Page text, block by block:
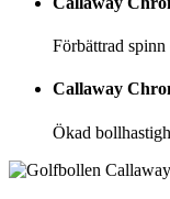
Förbättrad
Callaway
Ökad